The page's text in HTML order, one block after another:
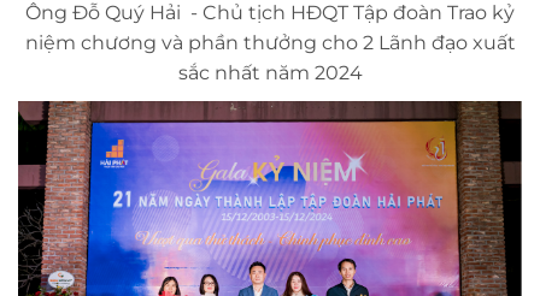
Ông Đỗ Quý Hải - Chủ tịch HĐQT Tập đoàn Trao kỷ
niệm chương và phần thưởng cho 2 Lãnh đạo xuất
sắc nhất năm 2024